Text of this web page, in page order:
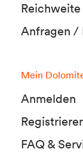
Anfragen /
Mein
Anmelden
FAQ &